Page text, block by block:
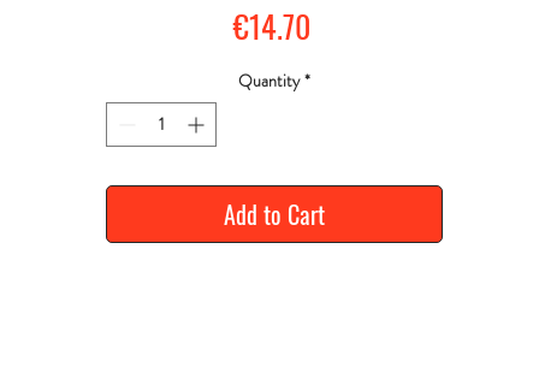
€14.70Price
Quantity *
Add to Cart